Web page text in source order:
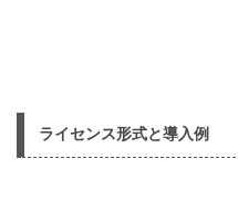
ライセンス形式と導入例